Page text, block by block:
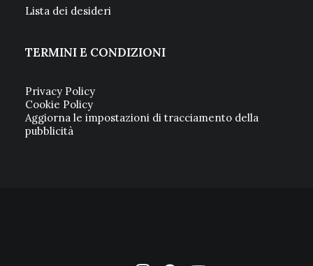
Lista dei desideri
TERMINI E CONDIZIONI
Privacy Policy
Cookie Policy
Aggiorna le impostazioni di tracciamento della
pubblicità